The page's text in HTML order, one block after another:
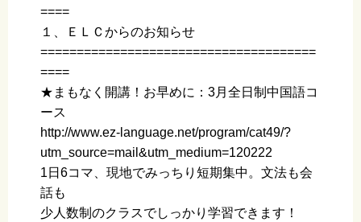
====
１、ＥＬＣからのお知らせ
======================================
====
★まもなく開講！お早めに：3月全日制中国語コ
ース
http://www.ez-language.net/program/cat49/?
utm_source=mail&utm_medium=120222
1日6コマ、現地でみっちり短期集中。文法も会
話も
少人数制のクラスでしっかり学習できます！